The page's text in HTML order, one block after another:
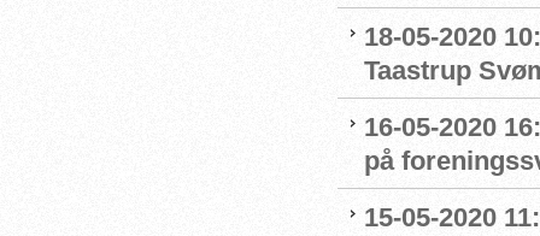
18-05-2020
Taastrup
16-05-2020
på
15-05-2020